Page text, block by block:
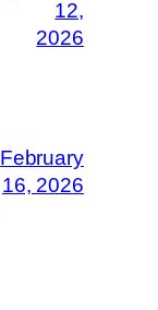
12,
2026
February
16, 2026